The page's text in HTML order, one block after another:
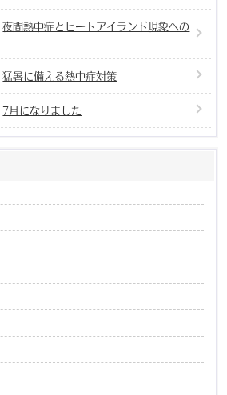
夜間熱中症とヒートアイランド現象への
猛暑に備える熱中症対策
7月になりました